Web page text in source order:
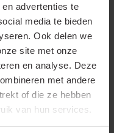
advertenties te
media te bieden
Ook delen we
site met onze
en analyse. Deze
met andere
of die ze hebben
van hun services.